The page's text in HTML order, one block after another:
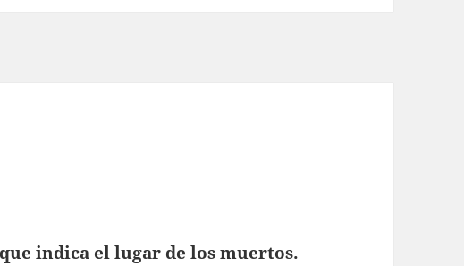
indica el lugar de los muertos.